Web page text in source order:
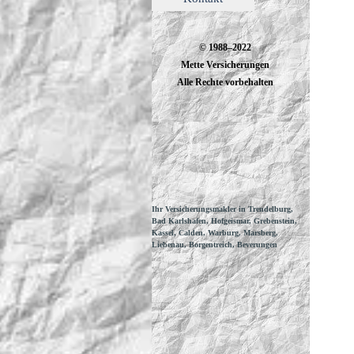
© 1988–2022
Mette Versicherungen
Alle Rechte vorbehalten
Ihr Versicherungsmakler in Trendelburg,
Bad Karlshafen, Hofgeismar, Grebenstein,
Kassel, Calden, Warburg, Marsberg,
Liebenau, Borgentreich, Beverungen